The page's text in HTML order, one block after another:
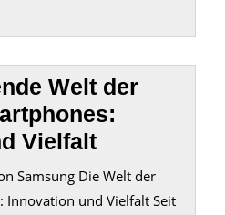
Welt der
Vielfalt
Samsung Die Welt der
Innovation und Vielfalt Seit